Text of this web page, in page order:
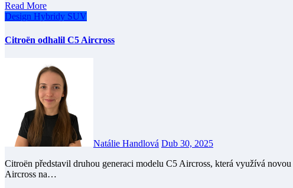
Read More
Design Hybridy SUV
Citroën odhalil C5 Aircross
Natálie Handlová Dub 30, 2025
Citroën představil druhou generaci modelu C5 Aircross, která využívá novou platformu Stellantis STLA Medium. Uvedením C5
Aircross na…